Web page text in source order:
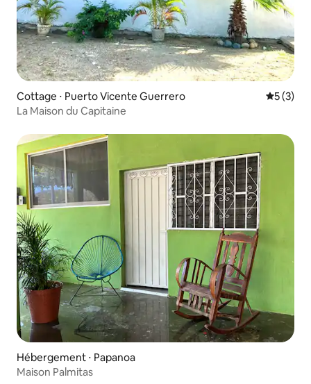
Cottage ⋅ Puerto Vicente Guerrero
5 (3)
La Maison du Capitaine
Hébergement ⋅ Papanoa
Maison Palmitas